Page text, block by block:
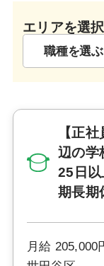
エリアを選択
【正
辺の学
25日以
期長期
月給 205,000